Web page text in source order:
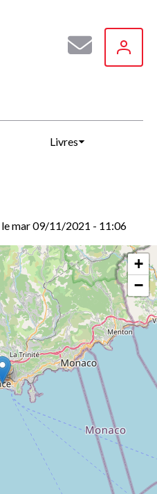
Livres
lemar 09/11/2021 - 11:06
+
−